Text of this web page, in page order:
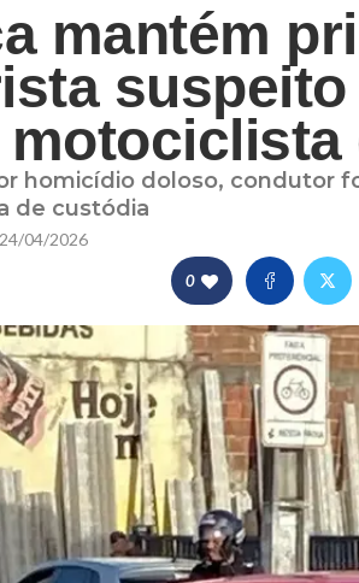
mantém
motociclista
homicídio doloso, condutor
de custódia
24/04/2026
0